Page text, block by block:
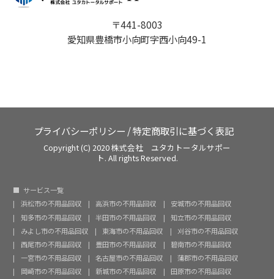
〒441-8003
愛知県豊橋市小向町字西小向49-1
プライバシーポリシー /特定商取引に基づく表記
Copyright (C) 2020 株式会社 ユタカトータルサポー
ト. All rights Reserved.
サービス一覧
浜松市の不用品回収
高浜市の不用品回収
安城市の不用品回収
知多市の不用品回収
半田市の不用品回収
知立市の不用品回収
みよし市の不用品回収
東海市の不用品回収
刈谷市の不用品回収
西尾市の不用品回収
豊田市の不用品回収
碧南市の不用品回収
一宮市の不用品回収
名古屋市の不用品回収
蒲郡市の不用品回収
岡崎市の不用品回収
新城市の不用品回収
田原市の不用品回収